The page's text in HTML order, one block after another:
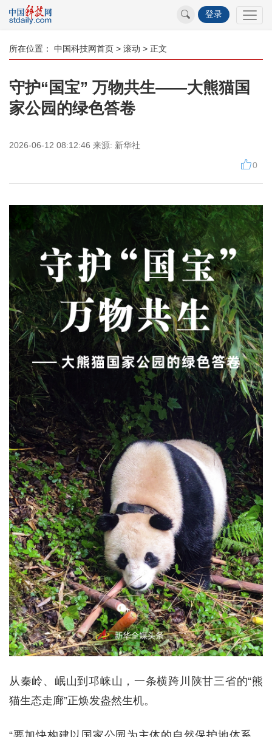
登录
所在位置： 中国科技网首页 > 滚动 > 正文
守护“国宝” 万物共生——大熊猫国
家公园的绿色答卷
2026-06-12 08:12:46 来源: 新华社
0
从秦岭、岷山到邛崃山，一条横跨川陕甘三省的“熊
猫生态走廊”正焕发盎然生机。